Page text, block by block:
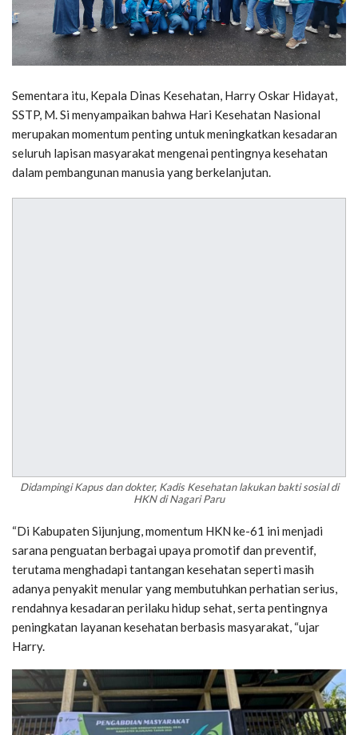
Sementara itu, Kepala Dinas Kesehatan, Harry Oskar Hidayat,
SSTP, M. Si menyampaikan bahwa Hari Kesehatan Nasional
merupakan momentum penting untuk meningkatkan kesadaran
seluruh lapisan masyarakat mengenai pentingnya kesehatan
dalam pembangunan manusia yang berkelanjutan.
Didampingi Kapus dan dokter, Kadis Kesehatan lakukan bakti sosial di
HKN di Nagari Paru
“Di Kabupaten Sijunjung, momentum HKN ke-61 ini menjadi
sarana penguatan berbagai upaya promotif dan preventif,
terutama menghadapi tantangan kesehatan seperti masih
adanya penyakit menular yang membutuhkan perhatian serius,
rendahnya kesadaran perilaku hidup sehat, serta pentingnya
peningkatan layanan kesehatan berbasis masyarakat, “ujar
Harry.